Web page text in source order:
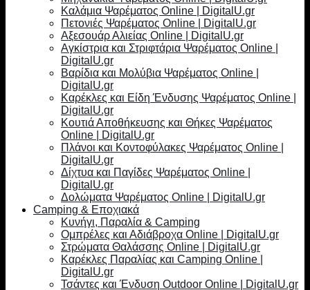
Καλάμια Ψαρέματος Online | DigitalU.gr
Πετονιές Ψαρέματος Online | DigitalU.gr
Αξεσουάρ Αλιείας Online | DigitalU.gr
Αγκίστρια και Στριφτάρια Ψαρέματος Online |
DigitalU.gr
Βαρίδια και Μολύβια Ψαρέματος Online |
DigitalU.gr
Καρέκλες και Είδη Ένδυσης Ψαρέματος Online |
DigitalU.gr
Κουτιά Αποθήκευσης και Θήκες Ψαρέματος
Online | DigitalU.gr
Πλάνοι και Κοντοφύλακες Ψαρέματος Online |
DigitalU.gr
Δίχτυα και Παγίδες Ψαρέματος Online |
DigitalU.gr
Δολώματα Ψαρέματος Online | DigitalU.gr
Camping & Εποχιακά
Κυνήγι, Παραλία & Camping
Ομπρέλες και Αδιάβροχα Online | DigitalU.gr
Στρώματα Θαλάσσης Online | DigitalU.gr
Καρέκλες Παραλίας και Camping Online |
DigitalU.gr
Τσάντες και Ένδυση Outdoor Online | DigitalU.gr